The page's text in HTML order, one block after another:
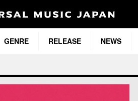
GENRE RELEASE NEWS